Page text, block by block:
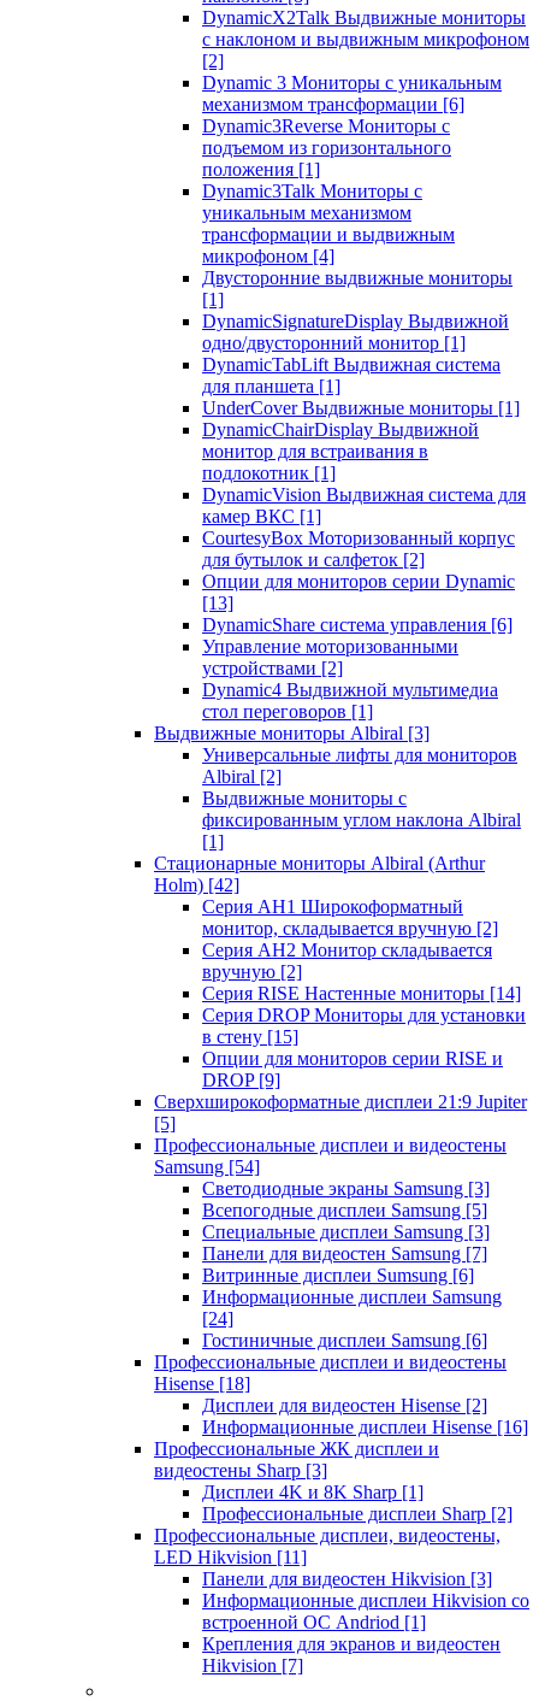
DynamicX2Talk Выдвижные мониторы
с наклоном и выдвижным микрофоном
[2]
Dynamic 3 Мониторы с уникальным
механизмом трансформации [6]
Dynamic3Reverse Мониторы с
подъемом из горизонтального
положения [1]
Dynamic3Talk Мониторы с
уникальным механизмом
трансформации и выдвижным
микрофоном [4]
Двусторонние выдвижные мониторы
[1]
DynamicSignatureDisplay Выдвижной
одно/двусторонний монитор [1]
DynamicTabLift Выдвижная система
для планшета [1]
UnderCover Выдвижные мониторы [1]
DynamicChairDisplay Выдвижной
монитор для встраивания в
подлокотник [1]
DynamicVision Выдвижная система для
камер ВКС [1]
CourtesyBox Моторизованный корпус
для бутылок и салфеток [2]
Опции для мониторов серии Dynamic
[13]
DynamicShare система управления [6]
Управление моторизованными
устройствами [2]
Dynamic4 Выдвижной мультимедиа
стол переговоров [1]
Выдвижные мониторы Albiral [3]
Универсальные лифты для мониторов
Albiral [2]
Выдвижные мониторы с
фиксированным углом наклона Albiral
[1]
Стационарные мониторы Albiral (Arthur
Holm) [42]
Серия AH1 Широкоформатный
монитор, складывается вручную [2]
Серия AH2 Монитор складывается
вручную [2]
Серия RISE Настенные мониторы [14]
Серия DROP Мониторы для установки
в стену [15]
Опции для мониторов серии RISE и
DROP [9]
Сверхширокоформатные дисплеи 21:9 Jupiter
[5]
Профессиональные дисплеи и видеостены
Samsung [54]
Светодиодные экраны Samsung [3]
Всепогодные дисплеи Samsung [5]
Специальные дисплеи Samsung [3]
Панели для видеостен Samsung [7]
Витринные дисплеи Sumsung [6]
Информационные дисплеи Samsung
[24]
Гостиничные дисплеи Samsung [6]
Профессиональные дисплеи и видеостены
Hisense [18]
Дисплеи для видеостен Hisense [2]
Информационные дисплеи Hisense [16]
Профессиональные ЖК дисплеи и
видеостены Sharp [3]
Дисплеи 4K и 8K Sharp [1]
Профессиональные дисплеи Sharp [2]
Профессиональные дисплеи, видеостены,
LED Hikvision [11]
Панели для видеостен Hikvision [3]
Информационные дисплеи Hikvision со
встроенной ОС Andriod [1]
Крепления для экранов и видеостен
Hikvision [7]